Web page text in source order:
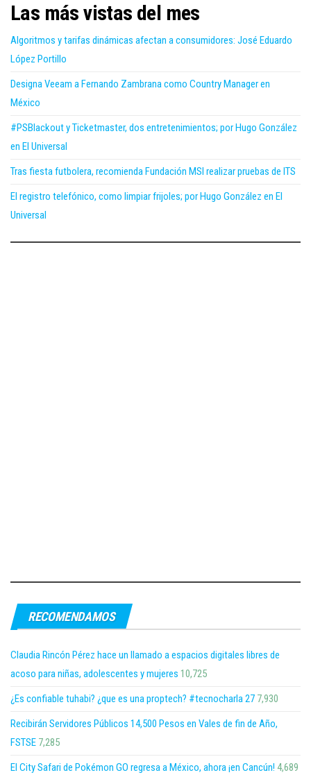
Las más vistas del mes
Algoritmos y tarifas dinámicas afectan a consumidores: José Eduardo
López Portillo
Designa Veeam a Fernando Zambrana como Country Manager en
México
#PSBlackout y Ticketmaster, dos entretenimientos; por Hugo González
en El Universal
Tras fiesta futbolera, recomienda Fundación MSI realizar pruebas de ITS
El registro telefónico, como limpiar frijoles; por Hugo González en El
Universal
RECOMENDAMOS
Claudia Rincón Pérez hace un llamado a espacios digitales libres de
acoso para niñas, adolescentes y mujeres 10,725
¿Es confiable tuhabi? ¿que es una proptech? #tecnocharla 27 7,930
Recibirán Servidores Públicos 14,500 Pesos en Vales de fin de Año,
FSTSE 7,285
El City Safari de Pokémon GO regresa a México, ahora ¡en Cancún! 4,689